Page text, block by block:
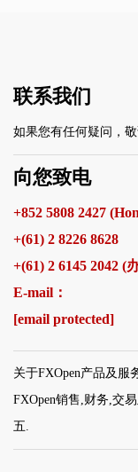
联系我们
如果您有任何疑问，
向您致电
+852 5808 2427
+(61) 2 8226 8628
+(61) 2 6145 2042 (
E-mail：
[email protected]
关于FXOpen产品及
FXOpen销售,财务,交
五.